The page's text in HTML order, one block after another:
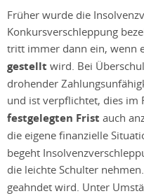
Früher wurde die
Konkursverschleppung
tritt immer dann ein, wenn
gestellt wird. Bei
drohender
und ist verpflichtet, dies im
festgelegten Frist auch
die eigene finanzielle
begeht
die leichte Schulter
geahndet wird. Unter